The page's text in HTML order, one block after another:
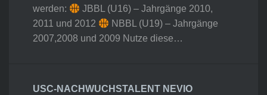
werden:
JBBL (U16) – Jahrgänge 2010,
2011 und 2012
NBBL (U19) – Jahrgänge
2007,2008 und 2009 Nutze diese…
USC-NACHWUCHSTALENT NEVIO